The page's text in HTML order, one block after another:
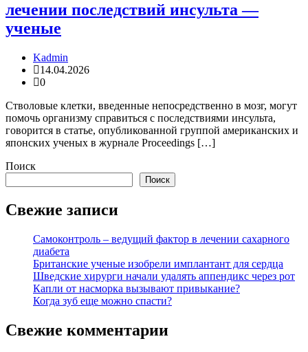
лечении последствий инсульта —
ученые
Kadmin
14.04.2026
0
Стволовые клетки, введенные непосредственно в мозг, могут
помочь организму справиться с последствиями инсульта,
говорится в статье, опубликованной группой американских и
японских ученых в журнале Proceedings […]
Поиск
Поиск
Свежие записи
Самоконтроль – ведущий фактор в лечении сахарного
диабета
Британские ученые изобрели имплантант для сердца
Шведские хирурги начали удалять аппендикс через рот
Капли от насморка вызывают привыкание?
Когда зуб еще можно спасти?
Свежие комментарии